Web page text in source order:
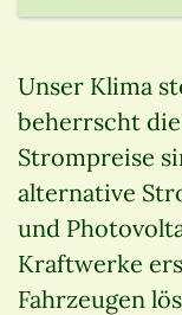
Unser Klima
beherrscht
Strompreise
alternative
und
Kraftwerke
Fahrzeugen